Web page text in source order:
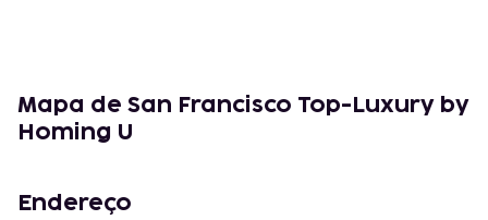
Plaza del Salvador - 0,3 km/0,2 mi
Arquidiocese de Sevilha - 0,3 km/0,2 mi
Torre de Giralda - 0,3 km/0,2 mi
Museo del Baile Flamenco - 0,4 km/0,2 mi
Mapa de San Francisco Top-Luxury by
Homing U
Endereço